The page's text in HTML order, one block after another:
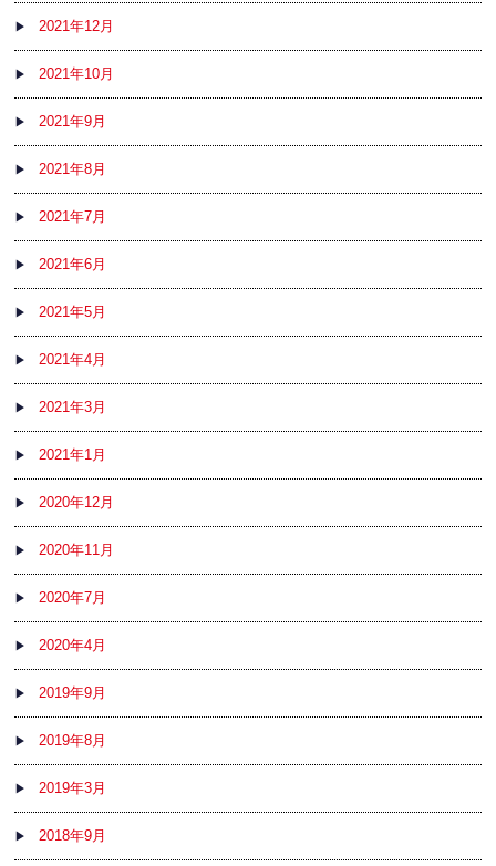
2021年12月
2021年10月
2021年9月
2021年8月
2021年7月
2021年6月
2021年5月
2021年4月
2021年3月
2021年1月
2020年12月
2020年11月
2020年7月
2020年4月
2019年9月
2019年8月
2019年3月
2018年9月